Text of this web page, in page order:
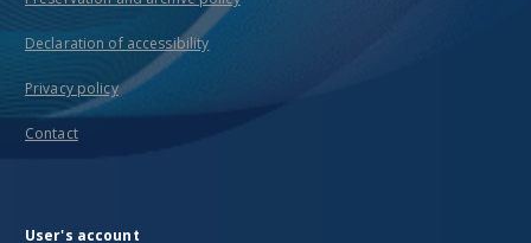
Declaration of accessibility
Privacy policy
Contact
User's account